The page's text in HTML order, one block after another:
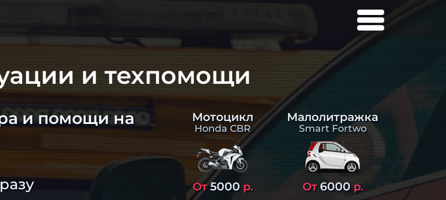
и техпомощи
и помощи на
Мотоцикл
Honda CBR
От5000р.
Малолитражка
Smart Fortwo
От6000р.